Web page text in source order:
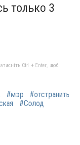
только 3
Ctrl + Enter, щоб
#мэр
#отстранить
#Солод